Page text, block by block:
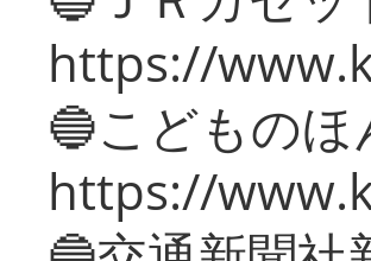
https://
🔵こどものほ
https://